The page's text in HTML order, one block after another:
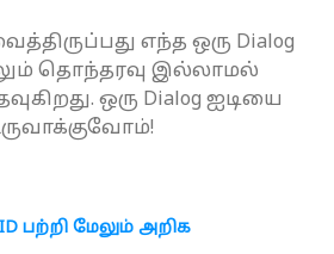
எந்த ஒரு Dialog
தொந்தரவு இல்லாமல்
ஒரு Dialog ஐடியை
ID பற்றி மேலும் அறிக